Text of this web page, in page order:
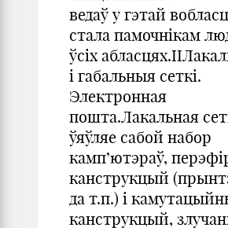
ведаў у гэтай
стала памочнікам
ўсіх
і габальныя сеткі.
Электронная
пошта.Лакальная
ўяўляе сабой набор
камп’ютэраў,
канструкцый
да т.п.) і
канструкцый,